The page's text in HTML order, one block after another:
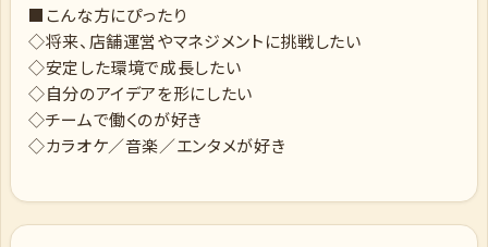
■こんな方にぴったり
◇将来、店舗運営やマネジメントに挑戦したい
◇安定した環境で成長したい
◇自分のアイデアを形にしたい
◇チームで働くのが好き
◇カラオケ／音楽／エンタメが好き